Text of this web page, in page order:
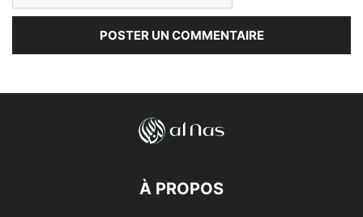
À PROPOS